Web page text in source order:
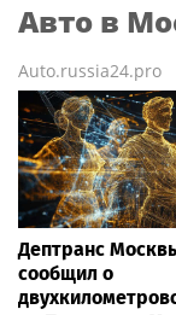
Авто в
Auto.russia24.pro
Дептранс
сообщил о